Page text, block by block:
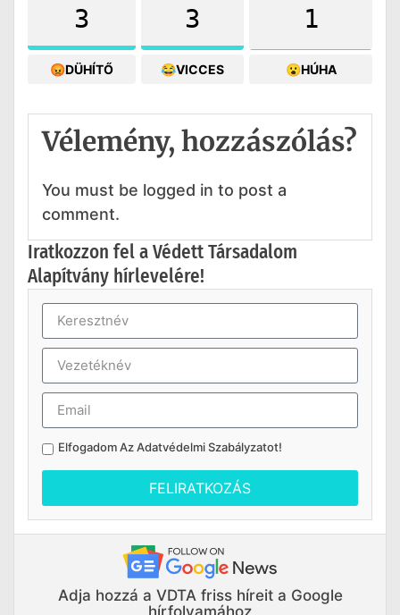
3
😡DÜHÍTŐ
3
😂VICCES
1
😮HÚHA
Vélemény, hozzászólás?
You must be logged in to post a
comment.
Iratkozzon fel a Védett Társadalom
Alapítvány hírlevelére!
Elfogadom AzAdatvédelmi Szabályzatot!
FELIRATKOZÁS
Adja hozzá a VDTA friss híreit a Google
hírfolyamához